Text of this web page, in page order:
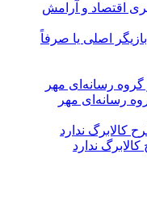
اصلی یا صرفاً
رسانه‌ای مهر
ندارد